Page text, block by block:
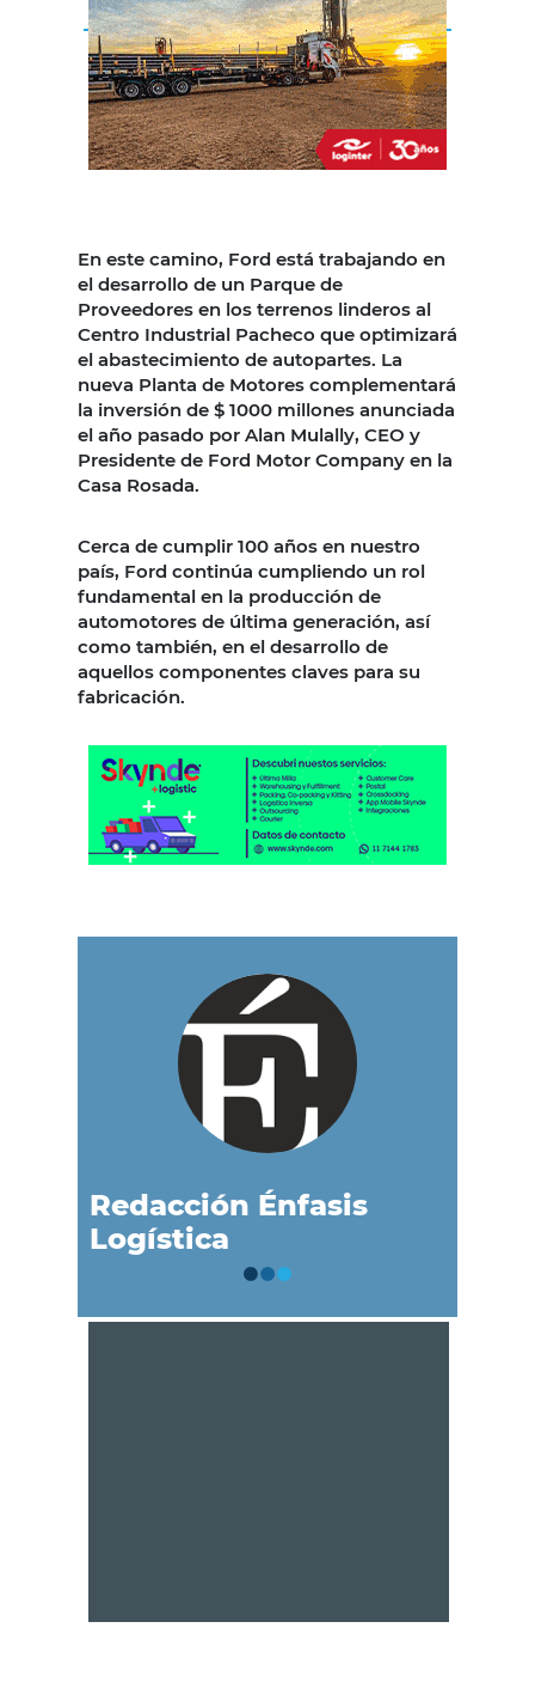
En este camino, Ford está trabajando en
el desarrollo de un Parque de
Proveedores en los terrenos linderos al
Centro Industrial Pacheco que optimizará
el abastecimiento de autopartes. La
nueva Planta de Motores complementará
la inversión de $ 1000 millones anunciada
el año pasado por Alan Mulally, CEO y
Presidente de Ford Motor Company en la
Casa Rosada.
Cerca de cumplir 100 años en nuestro
país, Ford continúa cumpliendo un rol
fundamental en la producción de
automotores de última generación, así
como también, en el desarrollo de
aquellos componentes claves para su
fabricación.
Redacción Énfasis
Logística